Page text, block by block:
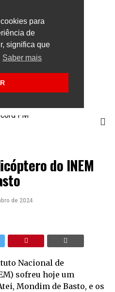
para
de
significa que
Saber mais
do INEM
de 2024
Nacional de
sofreu hoje um
Mondim de Basto, e os